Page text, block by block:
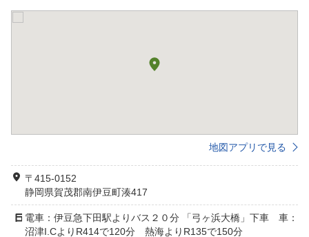
地図アプリで見る
〒415-0152
静岡県賀茂郡南伊豆町湊417
電車：伊豆急下田駅よりバス２０分 「弓ヶ浜大橋」下車 車：
沼津I.CよりR414で120分 熱海よりR135で150分